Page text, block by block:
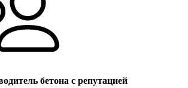
бетона с репутацией